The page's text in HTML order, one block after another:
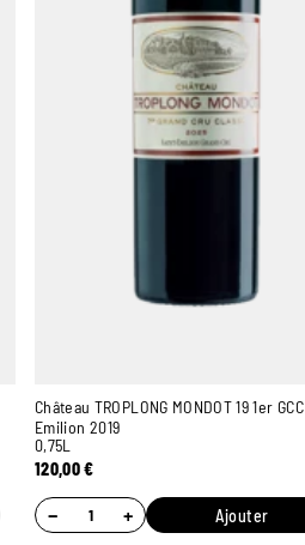
Château TROPLONG MONDOT 19 1er
Emilion 2019
0,75L
120,00€
− + Ajouter